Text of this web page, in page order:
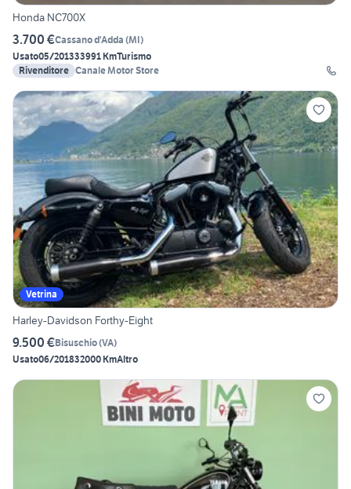
Honda NC700X
3.700 €Cassano d'Adda (MI)
Usato05/201333991 KmTurismo
Rivenditore Canale Motor Store
Vetrina
Harley-Davidson Forthy-Eight
9.500 €Bisuschio(VA)
Usato06/201832000 KmAltro